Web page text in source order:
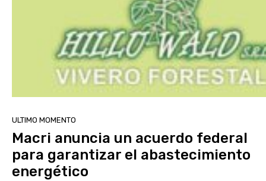
ULTIMO MOMENTO
Macri anuncia un acuerdo federal
para garantizar el abastecimiento
energético